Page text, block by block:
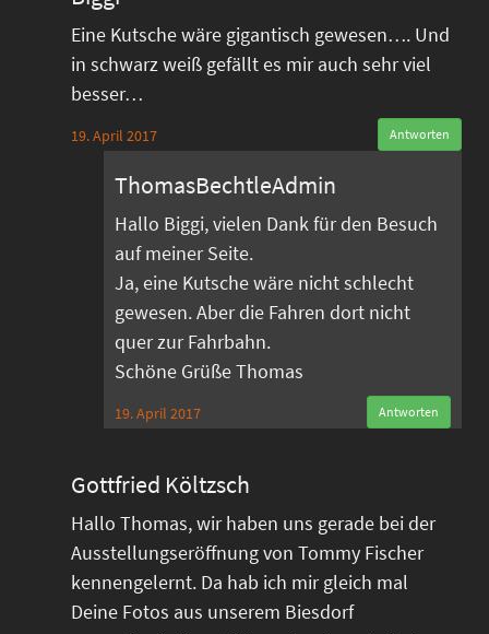
Eine Kutsche wäre gigantisch gewesen…. Und
in schwarz weiß gefällt es mir auch sehr viel
besser…
19. April 2017 Antworten
ThomasBechtleAdmin
Hallo Biggi, vielen Dank für den Besuch
auf meiner Seite.
Ja, eine Kutsche wäre nicht schlecht
gewesen. Aber die Fahren dort nicht
quer zur Fahrbahn.
Schöne Grüße Thomas
19. April 2017 Antworten
Gottfried Költzsch
Hallo Thomas, wir haben uns gerade bei der
Ausstellungseröffnung von Tommy Fischer
kennengelernt. Da hab ich mir gleich mal
Deine Fotos aus unserem Biesdorf